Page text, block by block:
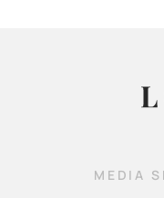
MEDIA